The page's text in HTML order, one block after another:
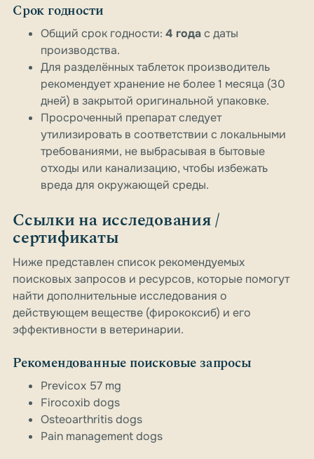
Срок годности
Общий срок годности: 4 годас даты
производства.
Для разделённых таблеток производитель
рекомендует хранение не более 1 месяца (30
дней) в закрытой оригинальной упаковке.
Просроченный препарат следует
утилизировать в соответствии с локальными
требованиями, не выбрасывая в бытовые
отходы или канализацию, чтобы избежать
вреда для окружающей среды.
Ссылки на исследования /
сертификаты
Ниже представлен список рекомендуемых
поисковых запросов и ресурсов, которые помогут
найти дополнительные исследования о
действующем веществе (фирококсиб) и его
эффективности в ветеринарии.
Рекомендованные поисковые запросы
Previcox 57 mg
Firocoxib dogs
Osteoarthritis dogs
Pain management dogs